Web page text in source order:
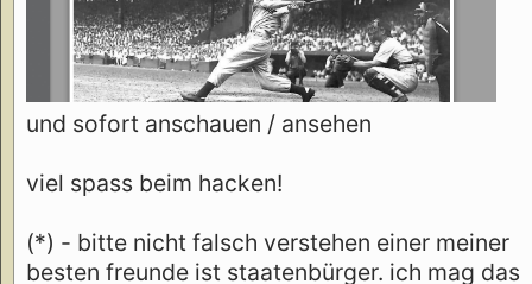
und sofort anschauen / ansehen
viel spass beim hacken!
(*) - bitte nicht falsch verstehen einer meiner
besten freunde ist staatenbürger. ich mag das